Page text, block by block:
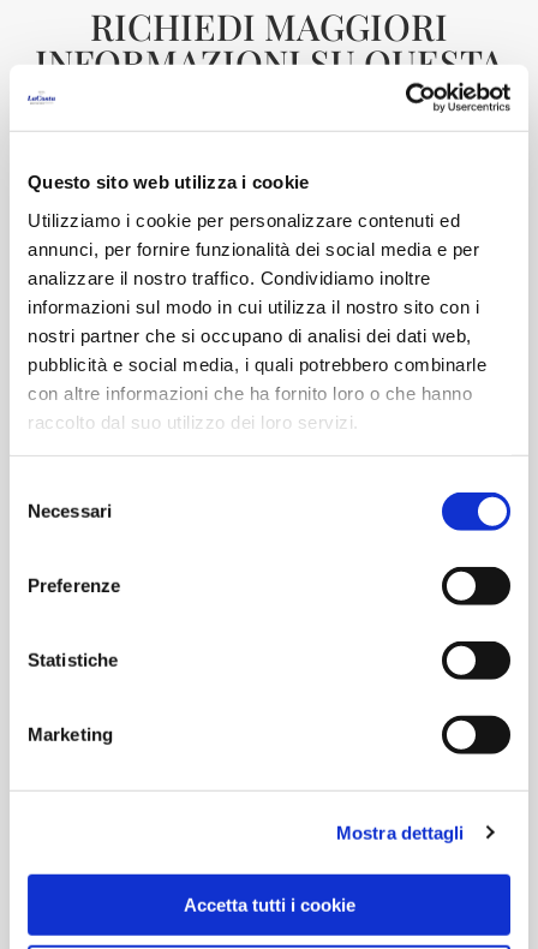
Questo sito web utilizza i cookie
Utilizziamo i cookie per personalizzare contenuti ed
annunci, per fornire funzionalità dei social media e per
analizzare il nostro traffico. Condividiamo inoltre
informazioni sul modo in cui utilizza il nostro sito con i
nostri partner che si occupano di analisi dei dati web,
pubblicità e social media, i quali potrebbero combinarle
con altre informazioni che ha fornito loro o che hanno
raccolto dal suo utilizzo dei loro servizi.
delNecessari
Preferenze
Statistiche
Marketing
Mostra dettagli
Accetta tutti i cookie
RICHIEDI MAGGIORI
INFORMAZIONI SU QUESTA
seguente modulo.
Consenso alla legge sulla protezione dei dati
Accetto di ricevere informazioni commerciali
che potrebbero interessarmi